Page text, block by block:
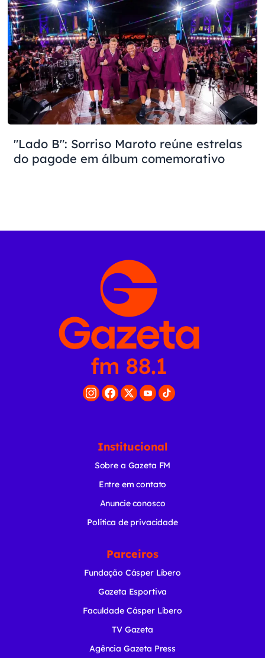
"Lado B": Sorriso Maroto reúne estrelas
do pagode em álbum comemorativo
Institucional
Sobre a Gazeta FM
Entre em contato
Anuncie conosco
Política de privacidade
Parceiros
Fundação Cásper Líbero
Gazeta Esportiva
Faculdade Cásper Líbero
TV Gazeta
Agência Gazeta Press